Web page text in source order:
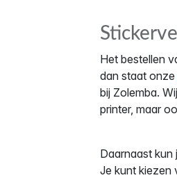
Het bestellen
dan staat onze
bij Zolemba.
printer, maar
Daarnaast kun
Je kunt kiezen